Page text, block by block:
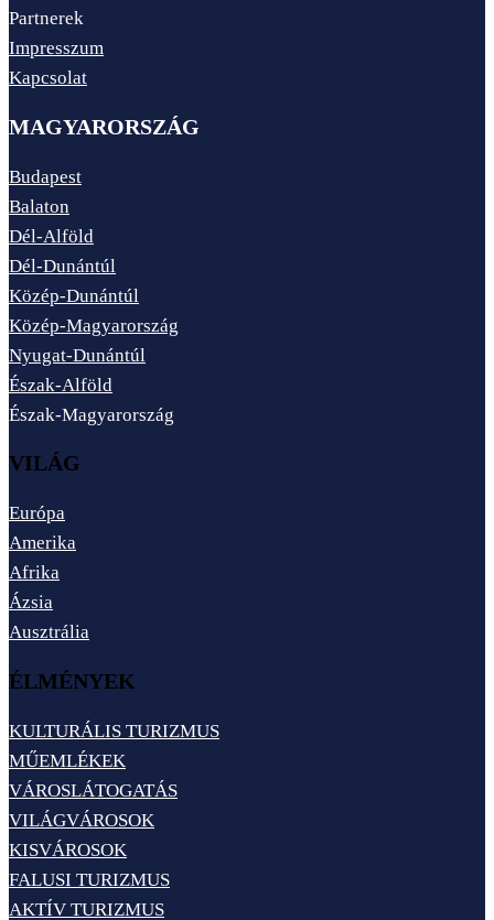
Partnerek
Impresszum
Kapcsolat
MAGYARORSZÁG
Budapest
Balaton
Dél-Alföld
Dél-Dunántúl
Közép-Dunántúl
Közép-Magyarország
Nyugat-Dunántúl
Észak-Alföld
Észak-Magyarország
VILÁG
Európa
Amerika
Afrika
Ázsia
Ausztrália
ÉLMÉNYEK
KULTURÁLIS TURIZMUS
MŰEMLÉKEK
VÁROSLÁTOGATÁS
VILÁGVÁROSOK
KISVÁROSOK
FALUSI TURIZMUS
AKTÍV TURIZMUS